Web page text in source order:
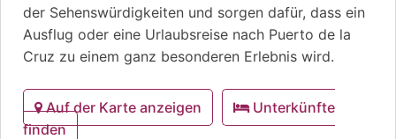
der Sehenswürdigkeiten und sorgen dafür, dass ein
Ausflug oder eine Urlaubsreise nach Puerto de la
Cruz zu einem ganz besonderen Erlebnis wird.
Auf der Karte anzeigen
Unterkünfte
finden